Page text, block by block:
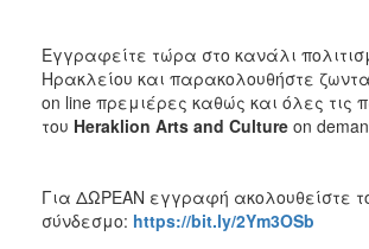
Εγγραφείτε τώρα στο κανάλι
Ηρακλείου και παρακολουθήστε
on line πρεμιέρες καθώς και όλες τις
του Heraklion Arts and Culture on
Για ΔΩΡΕΑΝ εγγραφή ακολουθείστε
σύνδεσμο: https://bit.ly/2Ym3OSb